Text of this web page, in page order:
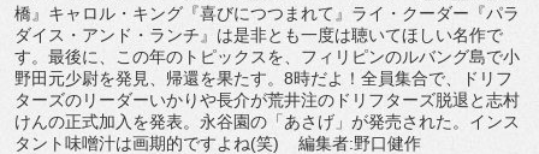
橋』キャロル・キング『喜びにつつまれて』ライ・クーダー『パラ
ダイス・アンド・ランチ』は是非とも一度は聴いてほしい名作で
す。最後に、この年のトピックスを、フィリピンのルバング島で小
野田元少尉を発見、帰還を果たす。8時だよ！全員集合で、ドリフ
ターズのリーダーいかりや長介が荒井注のドリフターズ脱退と志村
けんの正式加入を発表。永谷園の「あさげ」が発売された。インス
タント味噌汁は画期的ですよね(笑) 編集者:野口健作